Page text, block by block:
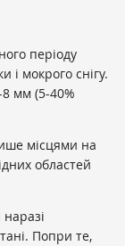
періоду
і мокрого снігу.
8 мм (5-40%
місцями на
областей
Попри те,